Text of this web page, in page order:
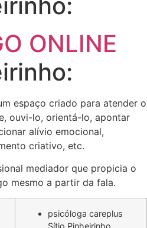
ONLINE
espaço criado para atender o
ouvi-lo, orientá-lo, apontar
alívio emocional,
criativo, etc.
mediador que propicia o
mesmo a partir da fala.
psicóloga careplus